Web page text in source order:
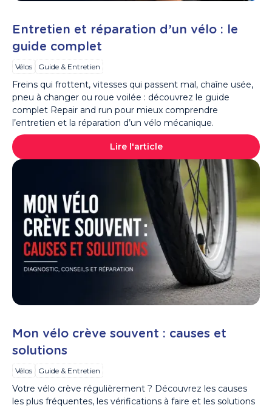
Entretien et réparation d’un vélo : le
guide complet
Vélos Guide & Entretien
Freins qui frottent, vitesses qui passent mal, chaîne usée,
pneu à changer ou roue voilée : découvrez le guide
complet Repair and run pour mieux comprendre
l’entretien et la réparation d’un vélo mécanique.
Lire l'article
Mon vélo crève souvent : causes et
solutions
Vélos Guide & Entretien
Votre vélo crève régulièrement ? Découvrez les causes
les plus fréquentes, les vérifications à faire et les solutions